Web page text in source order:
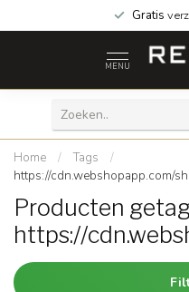
Gratis
MENU
Home / Tags
/
https://cdn.webshopapp.com/
Producten
https://